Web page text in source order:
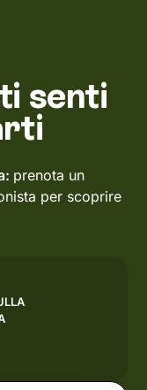
senti
prenota un
per scoprire